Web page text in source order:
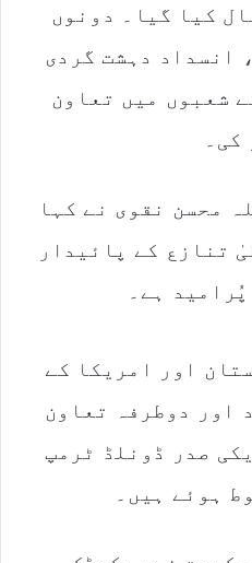
کیا گیا۔ دونوں
انسداد دہشت گردی
شعبوں میں تعاون
کی۔
محسن نقوی نے کہا
تنازع کے پائیدار
ہے۔
اور امریکا کے
اور دوطرفہ تعاون
صدر ڈونلڈ ٹرمپ
ہوئے ہیں۔